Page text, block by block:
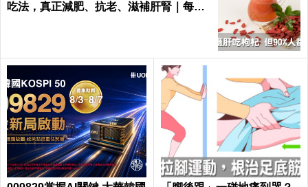
吃法，真正減肥、抗老、滋補肝腎｜每日